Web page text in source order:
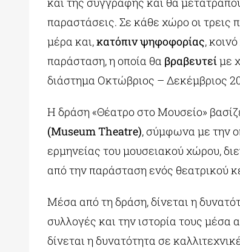
παραστάσεις. Σε κάθε χώρο οι τρεις
μέρα και,κατόπιν ψηφοφορίας,
παράσταση, η οποία θα βραβευτείμε
διάστημα Οκτώβριος – Δεκέμβριος
Η δράση «Θέατρο στο Μουσείο»
(MuseumTheatre), σύμφωνα με την
ερμηνείας του μουσειακού χώρου,
από την παράσταση ενός θεατρικού
Μέσα από τη δράση, δίνεται η
συλλογές και την ιστορία τους
δίνεται η δυνατότητα σε